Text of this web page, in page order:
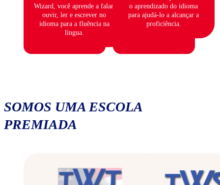
Wizard, você aprende a falar,
ouvir, ler e escrever no
idioma para a fluência na
língua.
o aprendizado do idioma
para ajudá-lo a alcançar a
proficiência.
SOMOS UMA ESCOLA
PREMIADA